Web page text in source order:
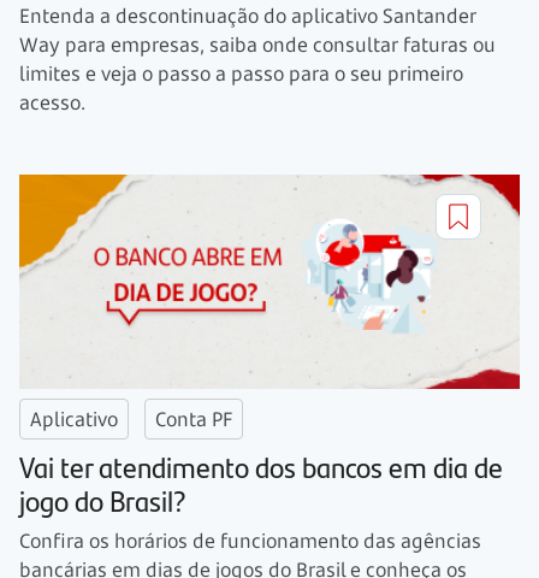
Entenda a descontinuação do aplicativo Santander
Way para empresas, saiba onde consultar faturas ou
limites e veja o passo a passo para o seu primeiro
acesso.
Aplicativo Conta PF
Vai ter atendimento dos bancos em dia de
jogo do Brasil?
Confira os horários de funcionamento das agências
bancárias em dias de jogos do Brasil e conheça os